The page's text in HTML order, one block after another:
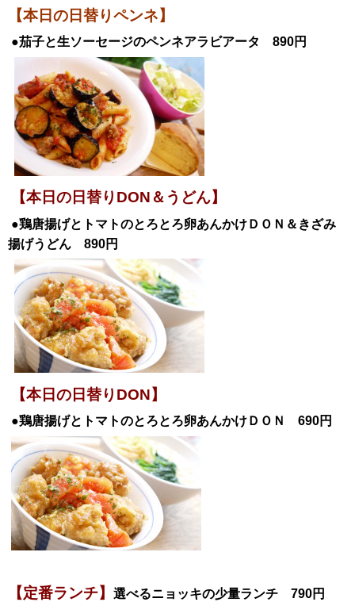
【本日の日替りペンネ】
●茄子と生ソーセージのペンネアラビアータ 890円
【本日の日替りDON＆うどん】
●鶏唐揚げとトマトのとろとろ卵あんかけＤＯＮ＆きざみ
揚げうどん 890円
【本日の日替りDON】
●鶏唐揚げとトマトのとろとろ卵あんかけＤ ＯＮ 690円
【定番ランチ】 選べるニョッキの少量ランチ 790円